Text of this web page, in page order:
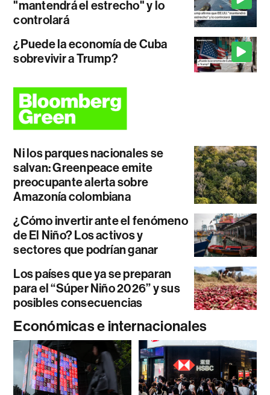
"mantendrá el estrecho" y lo
controlará
¿Puede la economía de Cuba
sobrevivir a Trump?
Ni los parques nacionales se
salvan: Greenpeace emite
preocupante alerta sobre
Amazonía colombiana
¿Cómo invertir ante el fenómeno
de El Niño? Los activos y
sectores que podrían ganar
Los países que ya se preparan
para el “Súper Niño 2026” y sus
posibles consecuencias
Económicas e internacionales